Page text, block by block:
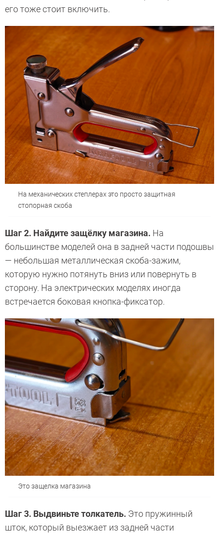
его тоже стоит включить.
На механических степлерах это просто защитная
стопорная скоба
Шаг 2. Найдите защёлку магазина. На
большинстве моделей она в задней части подошвы
— небольшая металлическая скоба-зажим,
которую нужно потянуть вниз или повернуть в
сторону. На электрических моделях иногда
встречается боковая кнопка-фиксатор.
Это защелка магазина
Шаг 3. Выдвиньте толкатель. Это пружинный
шток, который выезжает из задней части